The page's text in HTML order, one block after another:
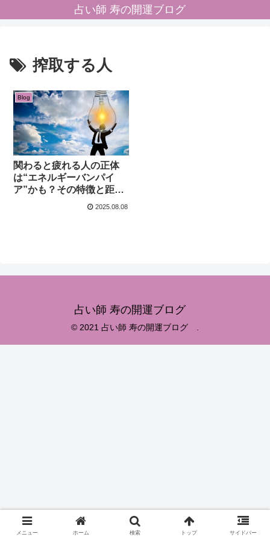
占い師 寿の開運ブログ
搾取する人
Blog
関わると疲れる人の正体
は“エネルギーバンパイ
ア”かも？その特徴と距離
2025.08.08
占い師 寿の開運ブログ
© 2021 占い師 寿の開運ブログ .
メニュー ホーム 検索 トップ サイドバー